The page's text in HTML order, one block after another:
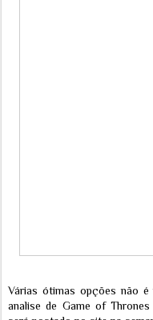
Várias ótimas opções não é
analise de Game of